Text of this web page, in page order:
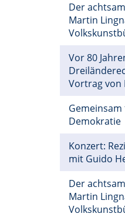
Der
Martin
Vor 80
Vortrag von
Demokratie
Konzert:
mit Guido
Der
Martin